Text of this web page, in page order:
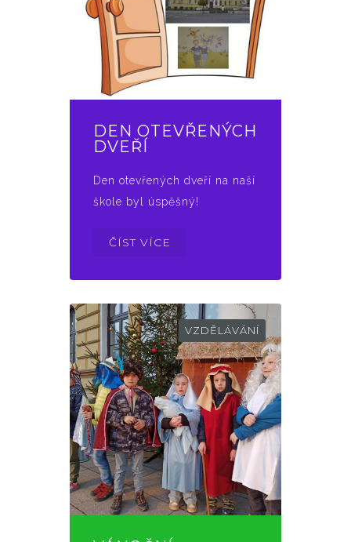
DEN OTEVŘENÝCH
DVEŘÍ
Den otevřených dveří na naší
škole byl úspěšný!
ČÍST VÍCE
VZDĚLÁVÁNÍ